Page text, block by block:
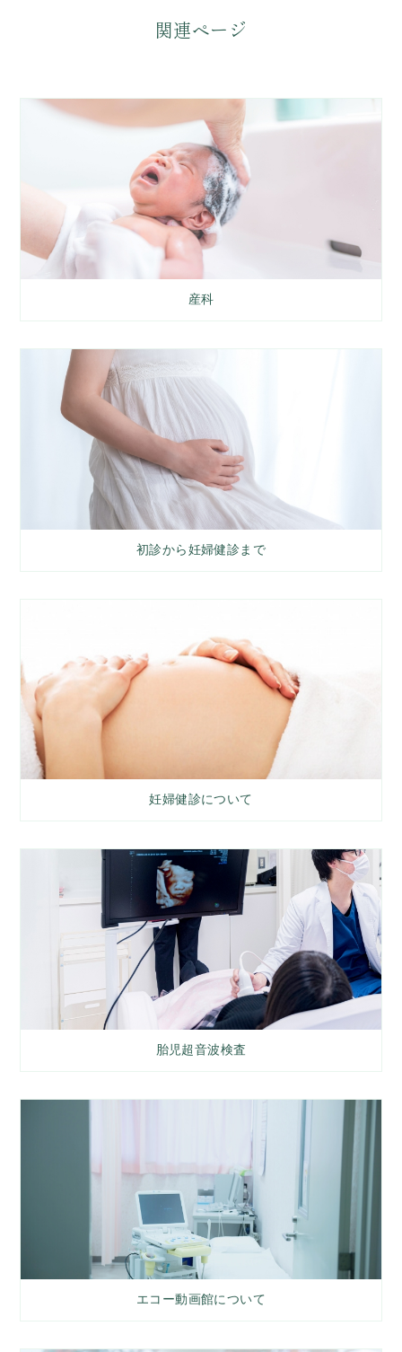
関連ページ
産科
初診から妊婦健診まで
妊婦健診について
胎児超音波検査
エコー動画館について